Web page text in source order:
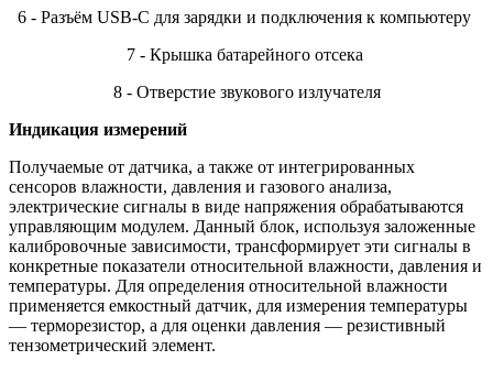
6 - Разъём USB-C для зарядки и подключения к компьютеру
7 - Крышка батарейного отсека
8 - Отверстие звукового излучателя
Индикация измерений
Получаемые от датчика, а также от интегрированных
сенсоров влажности, давления и газового анализа,
электрические сигналы в виде напряжения обрабатываются
управляющим модулем. Данный блок, используя заложенные
калибровочные зависимости, трансформирует эти сигналы в
конкретные показатели относительной влажности, давления и
температуры. Для определения относительной влажности
применяется емкостный датчик, для измерения температуры
— терморезистор, а для оценки давления — резистивный
тензометрический элемент.